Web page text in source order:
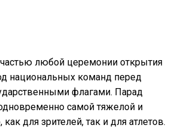
любой церемонии открытия
национальных команд перед
флагами. Парад
самой тяжелой и
для зрителей, так и для атлетов.